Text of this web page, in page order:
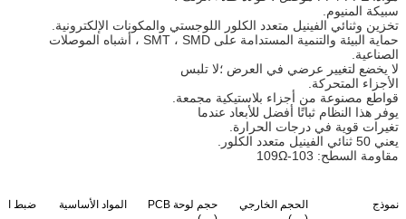
سبيكة المنيوم.
تخزين وثنائي الفينيل متعدد الكلور اللوجستي والمكونات الإلكترونية.
حماية البيئة والتنمية المستدامة على SMT ، SMD ، أشباه الموصلات
الصناعية.
لا يخضع لتغيير عرضي في العرض ؛لا تلبس
الأجزاء المتحركة.
قواطع مصنوعة من أجزاء بلاستيكية مجمعة.
يوفر هذا النظام ثباتًا أفضل للأبعاد عندما
تغيرات قوية في درجات الحرارة.
يعني 50 ثنائي الفينيل متعدد الكلور.
مقاومة السطح: 103-109Ω
نموذج
الحجم الخارجي
حجم لوحة PCB
المواد الأساسية ضبط